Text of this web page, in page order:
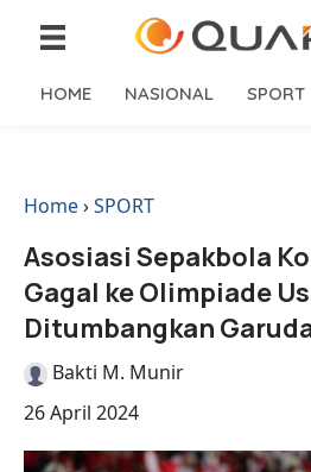
HOME NASIONAL SPORT
Home›SPORT
Asosiasi Sepakbola
Gagal ke Olimpiade
Ditumbangkan
Bakti M. Munir
26 April 2024